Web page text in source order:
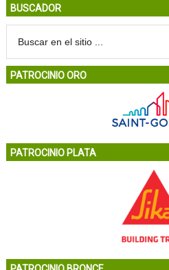
BUSCADOR
PATROCINIO ORO
PATROCINIO PLATA